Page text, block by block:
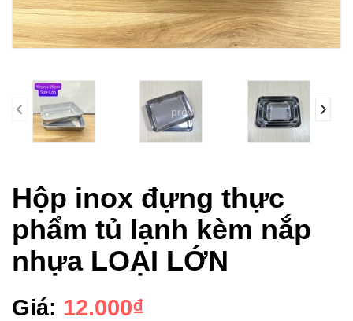
prev
Hộp inox đựng thực
phẩm tủ lạnh kèm nắp
nhựa LOẠI LỚN
Giá: 12.000₫